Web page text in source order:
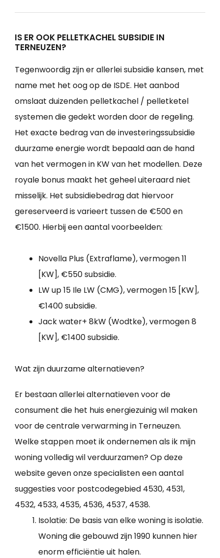
IS ER OOK PELLETKACHEL SUBSIDIE IN
TERNEUZEN?
Tegenwoordig zijn er allerlei subsidie kansen, met
name met het oog op de ISDE. Het aanbod
omslaat duizenden pelletkachel / pelletketel
systemen die gedekt worden door de regeling.
Het exacte bedrag van de investeringssubsidie
duurzame energie wordt bepaald aan de hand
van het vermogen in KW van het modellen. Deze
royale bonus maakt het geheel uiteraard niet
misselijk. Het subsidiebedrag dat hiervoor
gereserveerd is varieert tussen de €500 en
€1500. Hierbij een aantal voorbeelden:
Novella Plus (Extraflame), vermogen 11
[KW], €550 subsidie.
LW up 15 Ile LW (CMG), vermogen 15 [KW],
€1400 subsidie.
Jack water+ 8kW (Wodtke), vermogen 8
[KW], €1400 subsidie.
Wat zijn duurzame alternatieven?
Er bestaan allerlei alternatieven voor de
consument die het huis energiezuinig wil maken
voor de centrale verwarming in Terneuzen.
Welke stappen moet ik ondernemen als ik mijn
woning volledig wil verduurzamen? Op deze
website geven onze specialisten een aantal
suggesties voor postcodegebied 4530, 4531,
4532, 4533, 4535, 4536, 4537, 4538.
Isolatie: De basis van elke woning is isolatie.
Woning die gebouwd zijn 1990 kunnen hier
enorm efficiëntie uit halen.